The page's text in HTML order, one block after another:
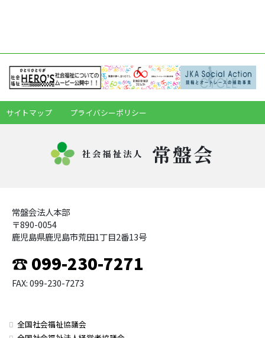
サイトマップ プライバシーポリシー
社会福祉法人 常盤会
常盤会法人本部
〒890-0054
鹿児島県鹿児島市荒田1丁目2番13号
☎ 099-230-7271
FAX: 099-230-7273
全国社会福祉協議会